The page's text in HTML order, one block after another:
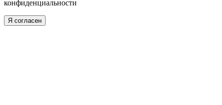
конфиденциальности
Я согласен